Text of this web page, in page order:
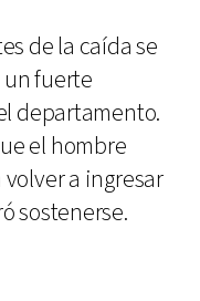
de la caída se
fuerte
departamento.
el hombre
a ingresar
sostenerse.